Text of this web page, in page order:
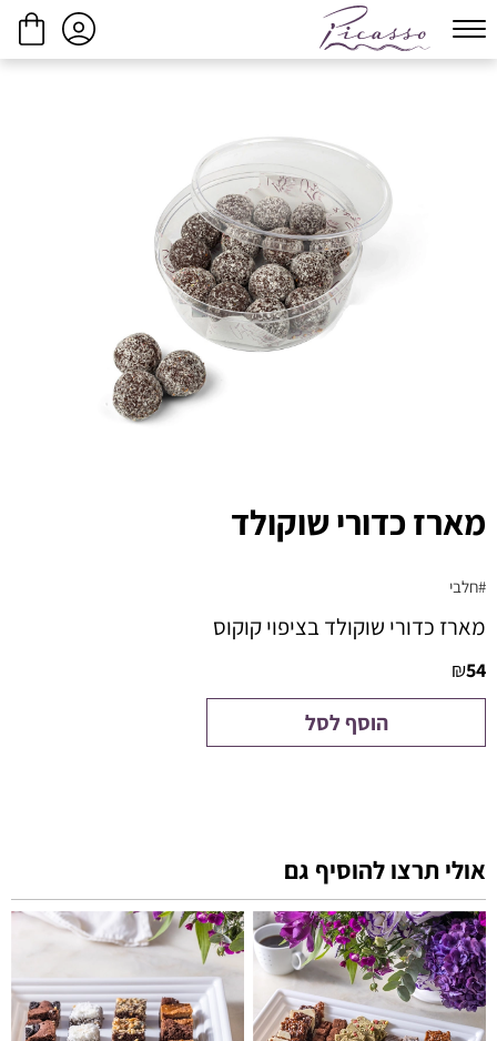
מארז כדורי שוקולד
#חלבי
מארז כדורי שוקולד בציפוי קוקוס
54
₪
הוסף לסל
אולי תרצו להוסיף גם